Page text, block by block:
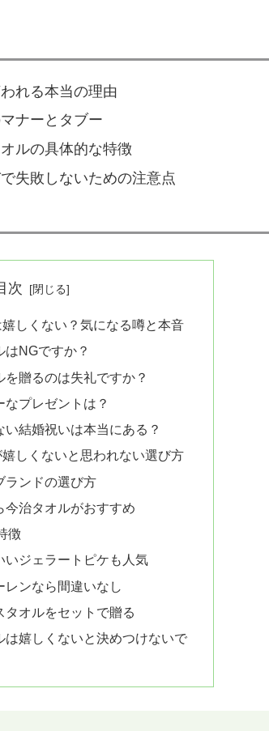
れる本当の理由
ナーとタブー
ルの具体的な特徴
失敗しないための注意点
次
しくない？気になる噂と本音
NGですか？
贈るのは失礼ですか？
プレゼントは？
い結婚祝いは本当にある？
しくないと思われない選び方
ランドの選び方
今治タオルがおすすめ
徴
いジェラートピケも人気
レンなら間違いなし
タオルをセットで贈る
は嬉しくないと決めつけないで